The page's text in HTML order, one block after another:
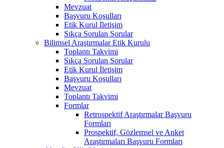
Mevzuat
Başvuru Koşulları
Etik Kurul İletişim
Sıkça Sorulan Sorular
Bilimsel Araştırmalar Etik Kurulu
Toplantı Takvimi
Sıkça Sorulan Sorular
Etik Kurul İletişim
Başvuru Koşulları
Mevzuat
Toplantı Takvimi
Formlar
Retrospektif Araştırmalar Başvuru
Formları
Prospektif, Gözlemsel ve Anket
Araştırmaları Başvuru Formları